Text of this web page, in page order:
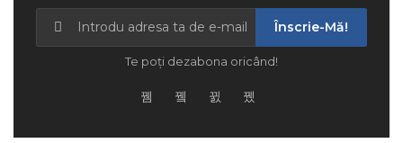
Înscrie-Mă!
Te poți dezabona oricând!